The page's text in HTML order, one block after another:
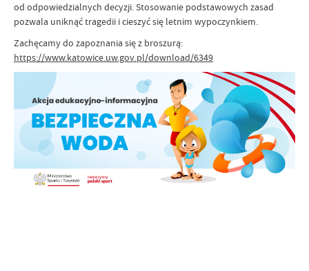
od odpowiedzialnych decyzji. Stosowanie podstawowych zasad
pozwala uniknąć tragedii i cieszyć się letnim wypoczynkiem.
Zachęcamy do zapoznania się z broszurą:
https://www.katowice.uw.gov.pl/download/6349